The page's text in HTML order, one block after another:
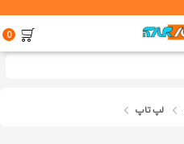
0
لپ تاپ